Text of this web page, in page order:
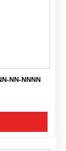
NN-NNNN